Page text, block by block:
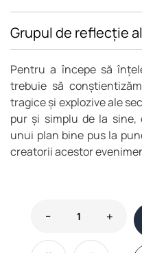
Grupul de reflecție
Pentru a începe să
trebuie să
tragice și explozive ale
pur și simplu de la
unui plan bine pus la
creatorii acestor